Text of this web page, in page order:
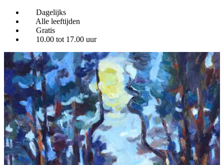
Dagelijks
Alle leeftijden
Gratis
10.00 tot 17.00 uur